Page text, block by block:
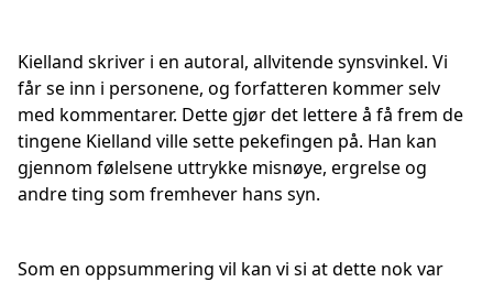
Kielland skriver i en autoral, allvitende synsvinkel. Vi
får se inn i personene, og forfatteren kommer selv
med kommentarer. Dette gjør det lettere å få frem de
tingene Kielland ville sette pekefingen på. Han kan
gjennom følelsene uttrykke misnøye, ergrelse og
andre ting som fremhever hans syn.
Som en oppsummering vil kan vi si at dette nok var